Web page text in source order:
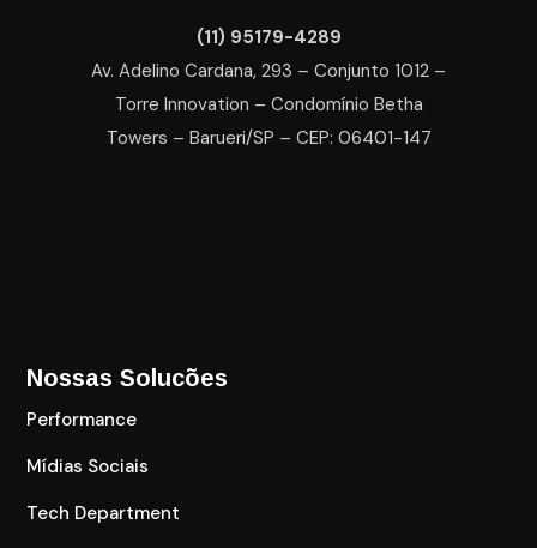
(11) 95179-4289
Av. Adelino Cardana, 293 – Conjunto 1012 –
Torre Innovation – Condomínio Betha
Towers – Barueri/SP – CEP: 06401-147
Nossas Solucões
Performance
Mídias Sociais
Tech Department